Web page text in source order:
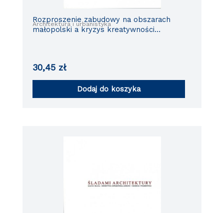
Architektura i urbanistyka
Rozproszenie zabudowy na obszarach
małopolski a kryzys kreatywności
30,45 zł
Dodaj do koszyka